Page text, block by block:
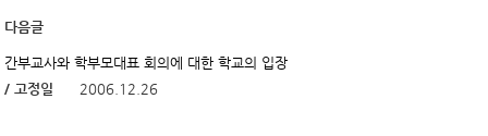
다음글
간부교사와 학부모대표 회의에 대한 학교의 입장
/ 고정일
2006.12.26